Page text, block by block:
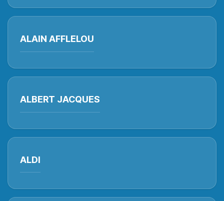
ALAIN AFFLELOU
ALBERT JACQUES
ALDI